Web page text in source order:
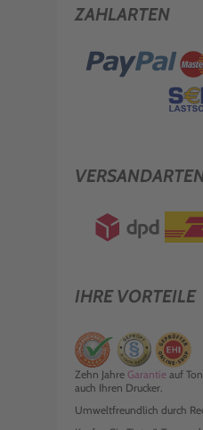
ZAHLARTEN
IHRE VORTEILE
Zehn Jahre Garantie auf
auch Ihren Drucker.
Umweltfreundlich durch